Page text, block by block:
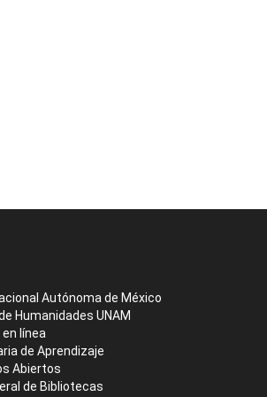
Autónoma de México
Humanidades UNAM
en línea
de Aprendizaje
Abiertos
de Bibliotecas